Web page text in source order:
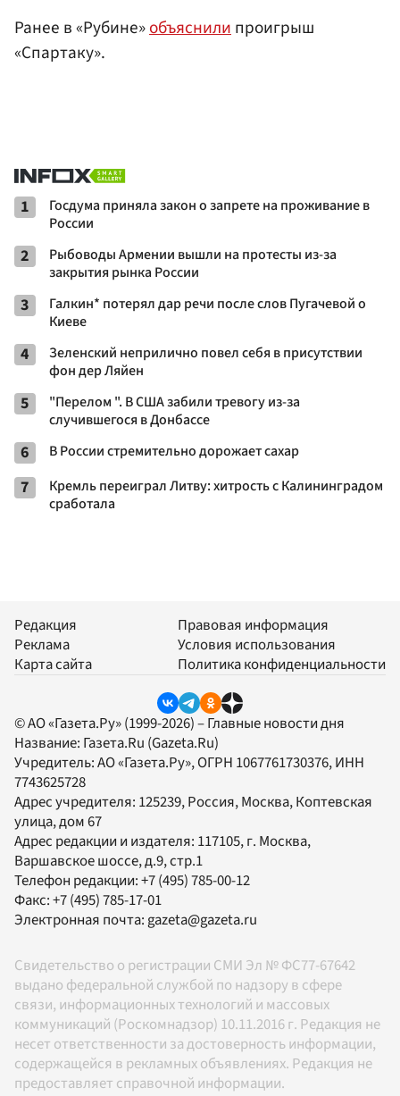
Ранее в «Рубине»объяснилипроигрыш
«Спартаку».
1
Госдума приняла закон о запрете на проживание в
России
2
Рыбоводы Армении вышли на протесты из-за
закрытия рынка России
3
Галкин* потерял дар речи после слов Пугачевой о
Киеве
4
Зеленский неприлично повел cебя в присутствии
фон дер Ляйен
5
"Перелом ". В США забили тревогу из-за
случившегося в Донбассе
6 В России стремительно дорожает сахар
7
Кремль переиграл Литву: хитрость с Калининградом
сработала
Редакция
Реклама
Карта сайта
Правовая информация
Условия использования
Политика конфиденциальности
© АО «Газета.Ру» (1999-2026) – Главные новости дня
Название: Газета.Ru (Gazeta.Ru)
Учредитель:АО «Газета.Ру», ОГРН 1067761730376, ИНН
7743625728
Адрес учредителя: 125239, Россия, Москва, Коптевская
улица, дом 67
Адрес редакции и издателя: 117105, г. Москва,
Варшавское шоссе, д.9, стр.1
Телефон редакции:+7 (495) 785-00-12
Факс:+7 (495) 785-17-01
Электронная почта: gazeta@gazeta.ru
Свидетельство о регистрации СМИ Эл № ФС77-67642
выдано федеральной службой по надзору в сфере
связи, информационных технологий и массовых
коммуникаций (Роскомнадзор) 10.11.2016 г. Редакция не
несет ответственности за достоверность информации,
содержащейся в рекламных объявлениях. Редакция не
предоставляет справочной информации.